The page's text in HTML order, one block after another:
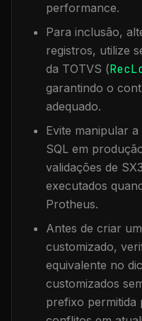
performance.
Para inclusão,
registros, utilize
da TOTVS (
garantindo o
adequado.
Evite manipular a
SQL em
validações de
executados
Protheus.
Antes de criar
customizado,
equivalente no
customizados
prefixo permitida